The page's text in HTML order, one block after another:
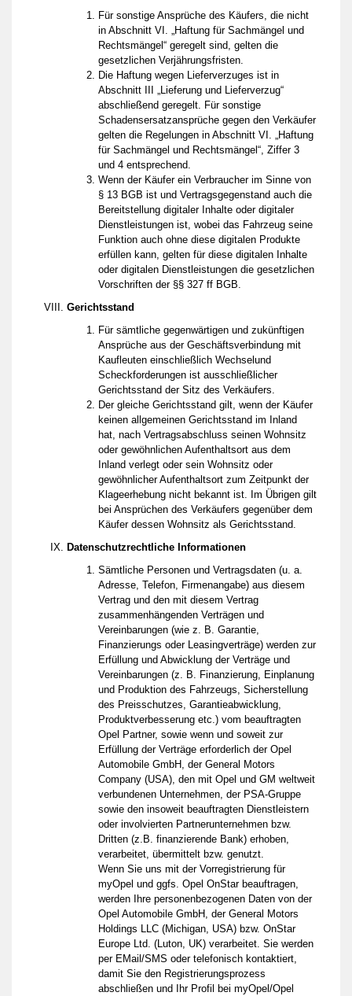
Für sonstige Ansprüche des Käufers, die nicht
in Abschnitt VI. „Haftung für Sachmängel und
Rechtsmängel“ geregelt sind, gelten die
gesetzlichen Verjährungsfristen.
Die Haftung wegen Lieferverzuges ist in
Abschnitt III „Lieferung und Lieferverzug“
abschließend geregelt. Für sonstige
Schadensersatzansprüche gegen den Verkäufer
gelten die Regelungen in Abschnitt VI. „Haftung
für Sachmängel und Rechtsmängel“, Ziffer 3
und 4 entsprechend.
Wenn der Käufer ein Verbraucher im Sinne von
§ 13 BGB ist und Vertragsgegenstand auch die
Bereitstellung digitaler Inhalte oder digitaler
Dienstleistungen ist, wobei das Fahrzeug seine
Funktion auch ohne diese digitalen Produkte
erfüllen kann, gelten für diese digitalen Inhalte
oder digitalen Dienstleistungen die gesetzlichen
Vorschriften der §§ 327 ff BGB.
Gerichtsstand
Für sämtliche gegenwärtigen und zukünftigen
Ansprüche aus der Geschäftsverbindung mit
Kaufleuten einschließlich Wechselund
Scheckforderungen ist ausschließlicher
Gerichtsstand der Sitz des Verkäufers.
Der gleiche Gerichtsstand gilt, wenn der Käufer
keinen allgemeinen Gerichtsstand im Inland
hat, nach Vertragsabschluss seinen Wohnsitz
oder gewöhnlichen Aufenthaltsort aus dem
Inland verlegt oder sein Wohnsitz oder
gewöhnlicher Aufenthaltsort zum Zeitpunkt der
Klageerhebung nicht bekannt ist. Im Übrigen gilt
bei Ansprüchen des Verkäufers gegenüber dem
Käufer dessen Wohnsitz als Gerichtsstand.
Datenschutzrechtliche Informationen
Sämtliche Personen und Vertragsdaten (u. a.
Adresse, Telefon, Firmenangabe) aus diesem
Vertrag und den mit diesem Vertrag
zusammenhängenden Verträgen und
Vereinbarungen (wie z. B. Garantie,
Finanzierungs oder Leasingverträge) werden zur
Erfüllung und Abwicklung der Verträge und
Vereinbarungen (z. B. Finanzierung, Einplanung
und Produktion des Fahrzeugs, Sicherstellung
des Preisschutzes, Garantieabwicklung,
Produktverbesserung etc.) vom beauftragten
Opel Partner, sowie wenn und soweit zur
Erfüllung der Verträge erforderlich der Opel
Automobile GmbH, der General Motors
Company (USA), den mit Opel und GM weltweit
verbundenen Unternehmen, der PSA-Gruppe
sowie den insoweit beauftragten Dienstleistern
oder involvierten Partnerunternehmen bzw.
Dritten (z.B. finanzierende Bank) erhoben,
verarbeitet, übermittelt bzw. genutzt.
Wenn Sie uns mit der Vorregistrierung für
myOpel und ggfs. Opel OnStar beauftragen,
werden Ihre personenbezogenen Daten von der
Opel Automobile GmbH, der General Motors
Holdings LLC (Michigan, USA) bzw. OnStar
Europe Ltd. (Luton, UK) verarbeitet. Sie werden
per EMail/SMS oder telefonisch kontaktiert,
damit Sie den Registrierungsprozess
abschließen und Ihr Profil bei myOpel/Opel